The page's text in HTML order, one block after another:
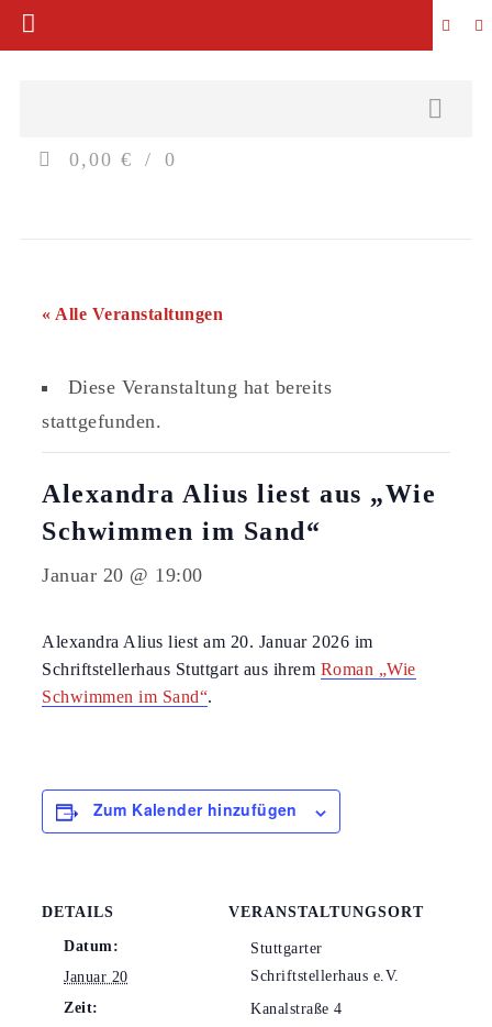
0,00 € 0
« Alle Veranstaltungen
Diese Veranstaltung hat bereits
stattgefunden.
Alexandra Alius liest aus „Wie
Schwimmen im Sand“
Januar 20 @ 19:00
Alexandra Alius liest am 20. Januar 2026 im
Schriftstellerhaus Stuttgart aus ihrem Roman „Wie
Schwimmen im Sand“.
Zum Kalender hinzufügen
DETAILS
Datum:
Januar 20
Zeit:
VERANSTALTUNGSORT
Stuttgarter
Schriftstellerhaus e.V.
Kanalstraße 4